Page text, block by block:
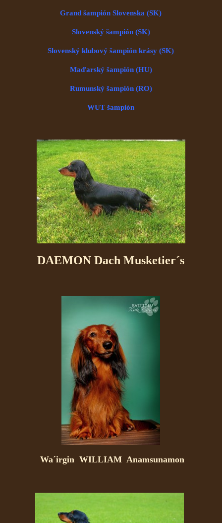
Grand šampión Slovenska (SK)
Slovenský šampión (SK)
Slovenský klubový šampión krásy (SK)
Maďarský šampión (HU)
Rumunský šampión (RO)
WUT šampión
DAEMON Dach Musketier´s
Wa´irgin WILLIAM Anamsunamon